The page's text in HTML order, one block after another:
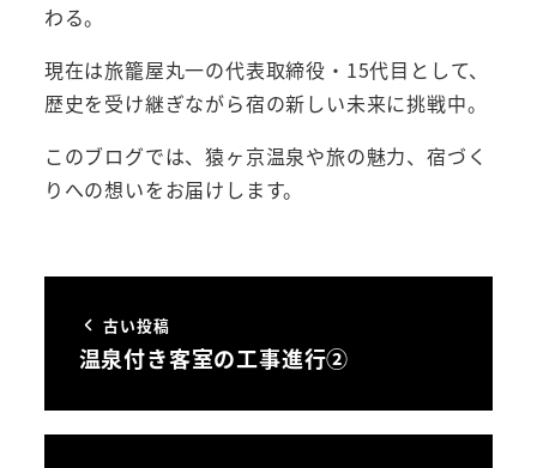
わる。
現在は旅籠屋丸一の代表取締役・15代目として、
歴史を受け継ぎながら宿の新しい未来に挑戦中。
このブログでは、猿ヶ京温泉や旅の魅力、宿づく
りへの想いをお届けします。
古い投稿
温泉付き客室の工事進行②